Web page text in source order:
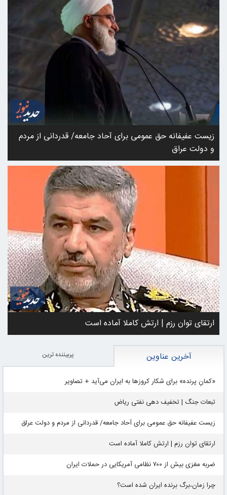
زیست عفیفانه حق عمومی برای آحاد جامعه/ قدردانی از مردم
و دولت عراق
ارتقای توان رزم | ارتش کاملا آماده است
آخرین عناوین پربيننده ترين
«کمانِ پرنده» برای شکار کروزها به ایران می‌آید + تصاویر
تبعات جنگ | تخفیف دهی نفتی ریاض
زیست عفیفانه حق عمومی برای آحاد جامعه/ قدردانی از مردم و دولت عراق
ارتقای توان رزم | ارتش کاملا آماده است
ضربه مغزی بیش از ۷۰۰ نظامی آمریکایی در حملات ایران
چرا زمان،برگ برنده ایران شده است؟